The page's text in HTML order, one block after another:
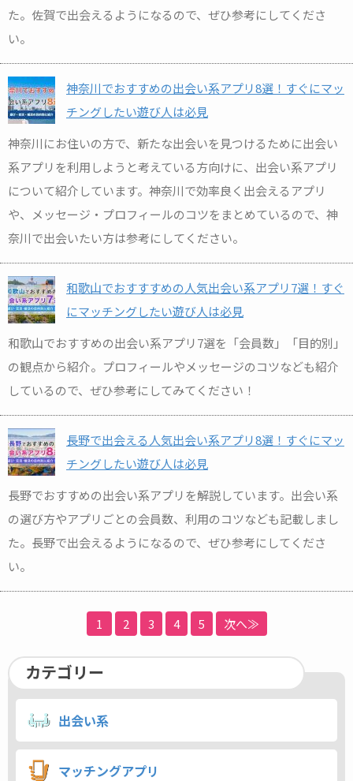
た。佐賀で出会えるようになるので、ぜひ参考にしてくださ
い。
神奈川でおすすめの出会い系アプリ8選！すぐにマッ
チングしたい遊び人は必見
神奈川にお住いの方で、新たな出会いを見つけるために出会い
系アプリを利用しようと考えている方向けに、出会い系アプリ
について紹介しています。神奈川で効率良く出会えるアプリ
や、メッセージ・プロフィールのコツをまとめているので、神
奈川で出会いたい方は参考にしてください。
和歌山でおすすすめの人気出会い系アプリ7選！すぐ
にマッチングしたい遊び人は必見
和歌山でおすすめの出会い系アプリ7選を「会員数」「目的別」
の観点から紹介。プロフィールやメッセージのコツなども紹介
しているので、ぜひ参考にしてみてください！
長野で出会える人気出会い系アプリ8選！すぐにマッ
チングしたい遊び人は必見
長野でおすすめの出会い系アプリを解説しています。出会い系
の選び方やアプリごとの会員数、利用のコツなども記載しまし
た。長野で出会えるようになるので、ぜひ参考にしてくださ
い。
1 2 3 4 5 次へ≫
カテゴリー
出会い系
マッチングアプリ